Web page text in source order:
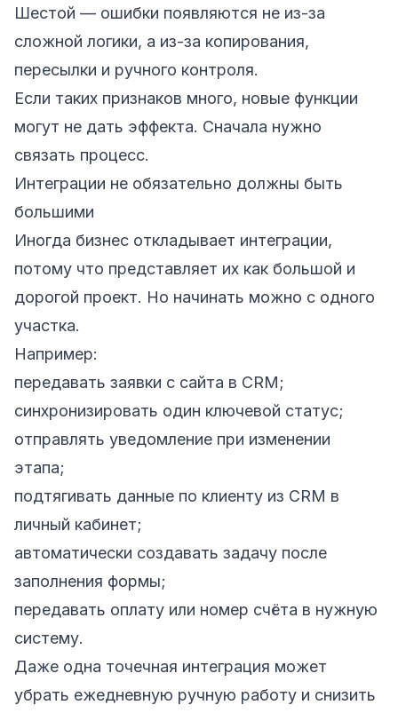
Шестой — ошибки появляются не из-за
сложной логики, а из-за копирования,
пересылки и ручного контроля.
Если таких признаков много, новые функции
могут не дать эффекта. Сначала нужно
связать процесс.
Интеграции не обязательно должны быть
большими
Иногда бизнес откладывает интеграции,
потому что представляет их как большой и
дорогой проект. Но начинать можно с одного
участка.
Например:
передавать заявки с сайта в CRM;
синхронизировать один ключевой статус;
отправлять уведомление при изменении
этапа;
подтягивать данные по клиенту из CRM в
личный кабинет;
автоматически создавать задачу после
заполнения формы;
передавать оплату или номер счёта в нужную
систему.
Даже одна точечная интеграция может
убрать ежедневную ручную работу и снизить